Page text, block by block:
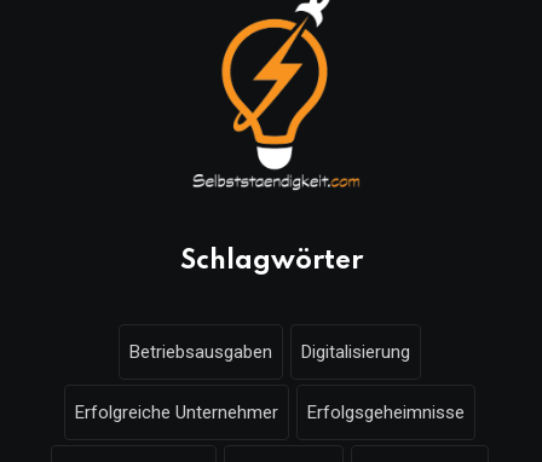
Schlagwörter
Betriebsausgaben Digitalisierung
Erfolgreiche Unternehmer Erfolgsgeheimnisse